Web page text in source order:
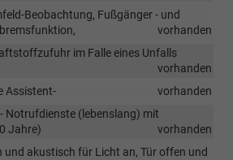
Beobachtung, Fußgänger - und
vorhanden
im Falle eines Unfalls
vorhanden
Assistent-
vorhanden
Notrufdienste (lebenslang) mit
Jahre)
vorhanden
und akustisch für Licht an, Tür offen und